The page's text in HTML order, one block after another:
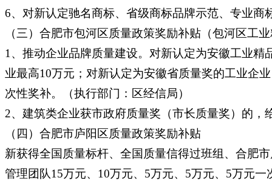
6、对新认定驰名商标、省级商标品牌示范、专业
（三）合肥市包河区质量政策奖励补贴（包河区工
1、推动企业品牌质量建设。对新认定为安徽工业
业最高10万元；对新认定为安徽省质量奖的工业企
次性奖补。（执行部门：区经信局）
2、建筑类企业获市政府质量奖（市长质量奖）的
（四）合肥市庐阳区质量政策奖励补贴
新获得全国质量标杆、全国质量信得过班组、合肥
管理团队15万元、10万元、5万元、5万元、5万元